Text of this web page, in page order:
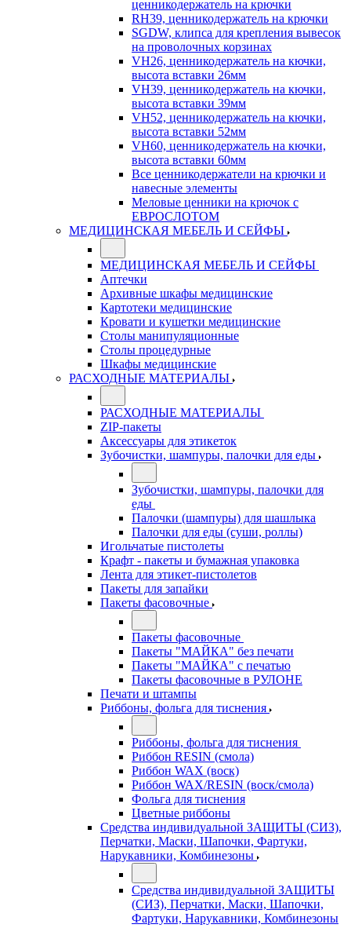
ценникодержатель на крючки
RH39, ценникодержатель на крючки
SGDW, клипса для крепления вывесок
на проволочных корзинах
VH26, ценникодержатель на кючки,
высота вставки 26мм
VH39, ценникодержатель на кючки,
высота вставки 39мм
VH52, ценникодержатель на кючки,
высота вставки 52мм
VH60, ценникодержатель на кючки,
высота вставки 60мм
Все ценникодержатели на крючки и
навесные элементы
Меловые ценники на крючок с
ЕВРОСЛОТОМ
МЕДИЦИНСКАЯ МЕБЕЛЬ И СЕЙФЫ
МЕДИЦИНСКАЯ МЕБЕЛЬ И СЕЙФЫ
Аптечки
Архивные шкафы медицинские
Картотеки медицинские
Кровати и кушетки медицинские
Столы манипуляционные
Столы процедурные
Шкафы медицинские
РАСХОДНЫЕ МАТЕРИАЛЫ
РАСХОДНЫЕ МАТЕРИАЛЫ
ZIP-пакеты
Аксессуары для этикеток
Зубочистки, шампуры, палочки для еды
Зубочистки, шампуры, палочки для
еды
Палочки (шампуры) для шашлыка
Палочки для еды (суши, роллы)
Игольчатые пистолеты
Крафт - пакеты и бумажная упаковка
Лента для этикет-пистолетов
Пакеты для запайки
Пакеты фасовочные
Пакеты фасовочные
Пакеты "МАЙКА" без печати
Пакеты "МАЙКА" с печатью
Пакеты фасовочные в РУЛОНЕ
Печати и штампы
Риббоны, фольга для тиснения
Риббоны, фольга для тиснения
Риббон RESIN (смола)
Риббон WAX (воск)
Риббон WAX/RESIN (воск/смола)
Фольга для тиснения
Цветные риббоны
Средства индивидуальной ЗАЩИТЫ (СИЗ),
Перчатки, Маски, Шапочки, Фартуки,
Нарукавники, Комбинезоны
Средства индивидуальной ЗАЩИТЫ
(СИЗ), Перчатки, Маски, Шапочки,
Фартуки, Нарукавники, Комбинезоны